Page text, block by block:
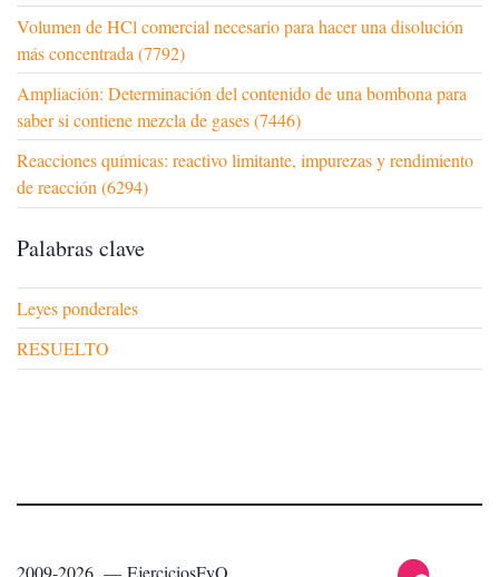
Volumen de HCl comercial necesario para hacer una disolución
más concentrada (7792)
Ampliación: Determinación del contenido de una bombona para
saber si contiene mezcla de gases (7446)
Reacciones químicas: reactivo limitante, impurezas y rendimiento
de reacción (6294)
Palabras clave
Leyes ponderales
RESUELTO
2009-2026 — EjerciciosFyQ